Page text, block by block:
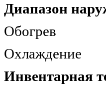
Диапазон
Инвентарная